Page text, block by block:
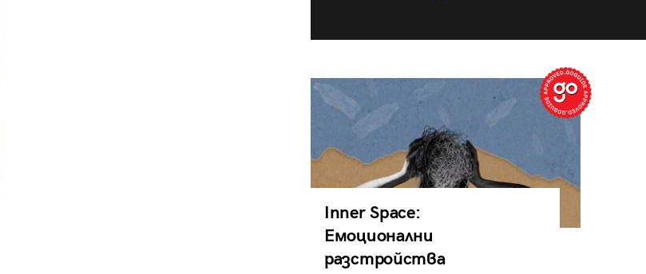
Inner Space:
Емоционални
разстройства